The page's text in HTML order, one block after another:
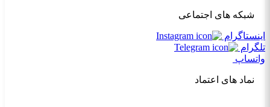
شبکه های اجتماعی
اینستاگرام
تلگرام
واتساپ
نماد های اعتماد